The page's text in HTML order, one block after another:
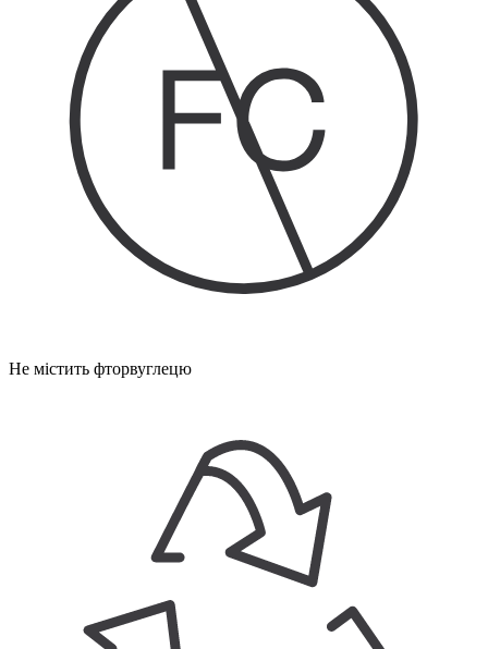
Не містить фторвуглецю